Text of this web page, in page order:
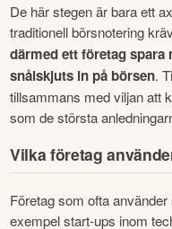
De här stegen är bara ett
traditionell börsnotering
därmed ett företag spara
snålskjuts in på börsen.
tillsammans med viljan att
som de största
Vilka företag
Företag som ofta
exempel start-ups inom